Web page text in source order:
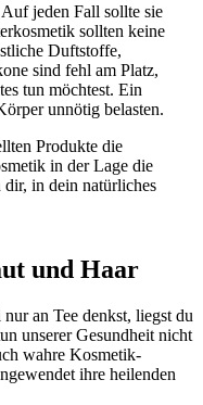
jeden Fall sollte sie
sollten keine
Duftstoffe,
sind fehl am Platz,
tun möchtest. Ein
unnötig belasten.
Produkte die
in der Lage die
in dein natürliches
und Haar
an Tee denkst, liegst du
unserer Gesundheit nicht
wahre Kosmetik-
ihre heilenden